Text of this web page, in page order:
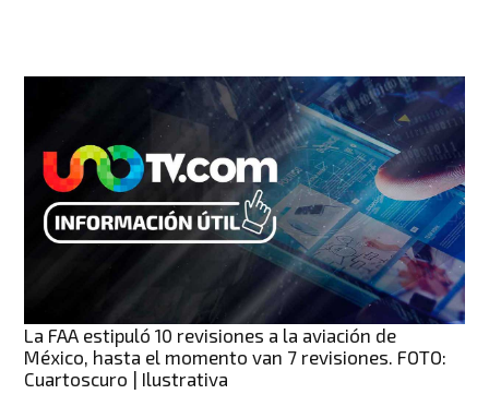
La FAA estipuló 10 revisiones a la aviación de
México, hasta el momento van 7 revisiones. FOTO:
Cuartoscuro | Ilustrativa